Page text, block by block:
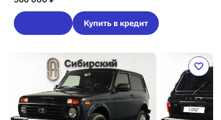
Купить в кредит